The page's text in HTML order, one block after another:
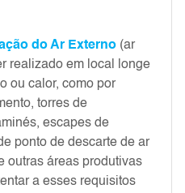
do Ar Externo (ar
realizado em local longe
ou calor, como por
torres de
escapes de
ponto de descarte de ar
outras áreas produtivas
a esses requisitos